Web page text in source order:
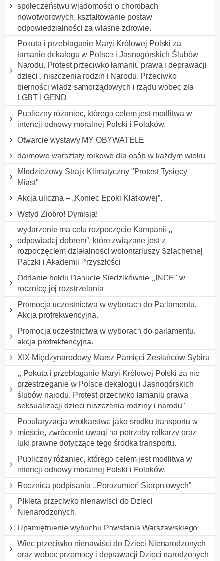
społeczeństwu wiadomości o chorobach
nowotworowych, kształtowanie postaw
odpowiedzialności za własne zdrowie.
Pokuta i przebłaganie Maryi Królowej Polski za
łamanie dekalogu w Polsce i Jasnogórskich Ślubów
Narodu. Protest przeciwko łamaniu prawa i deprawacji
dzieci , niszczenia rodzin i Narodu. Przeciwko
bierności władz samorządowych i rządu wobec zła
LGBT I GEND
Publiczny różaniec, którego celem jest modlitwa w
intencji odnowy moralnej Polski i Polaków.
Otwarcie wystawy MY OBYWATELE
darmowe warsztaty rolkowe dla osób w każdym wieku
Młodzieżowy Strajk Klimatyczny "Protest Tysięcy
Miast"
Akcja uliczna – „Koniec Epoki Klatkowej”.
Wstyd Ziobro! Dymisja!
wydarzenie ma celu rozpoczęcie Kampanii ,,
odpowiadaj dobrem”, które związane jest z
rozpoczęciem działalności wolontariuszy Szlachetnej
Paczki i Akademii Przyszłości
Oddanie hołdu Danucie Siedzikównie ,,INCE" w
rocznicę jej rozstrzelania
Promocja uczestnictwa w wyborach do Parlamentu.
Akcja profrekwencyjna.
Promocja uczestnictwa w wyborach do parlamentu.
akcja profrekfencyjna.
XIX Międzynarodowy Marsz Pamięci Zesłańców Sybiru
,, Pokuta i przebłaganie Maryi Królowej Polski za nie
przestrzeganie w Polsce dekalogu i Jasnogórskich
ślubów narodu. Protest przeciwko łamaniu prawa
seksualizacji dzieci niszczenia rodziny i narodu"
Popularyzacja wrotkarstwa jako środku transportu w
mieście, zwrócenie uwagi na potrzeby rolkarzy oraz
luki prawne dotyczące tego środka transportu.
Publiczny różaniec, którego celem jest modlitwa w
intencji odnowy moralnej Polski i Polaków.
Rocznica podpisania ,,Porozumień Sierpniowych”
Pikieta przeciwko nienawiści do Dzieci
Nienarodzonych.
Upamiętnienie wybuchu Powstania Warszawskiego
Wiec przeciwko nienawiści do Dzieci Nienarodzonych
oraz wobec przemocy i deprawacji Dzieci narodzonych